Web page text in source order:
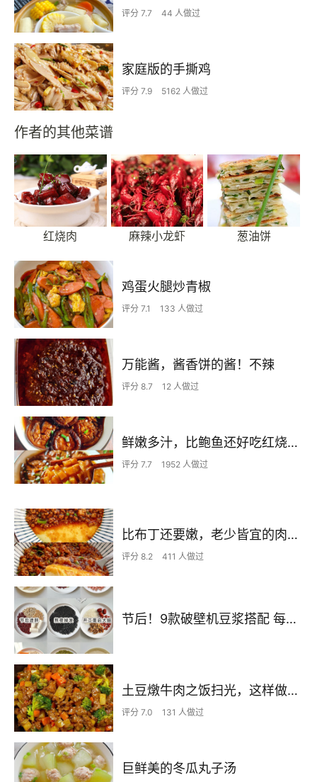
评分 7.7 44 人做过
家庭版的手撕鸡
评分 7.9 5162 人做过
作者的其他菜谱
红烧肉 麻辣小龙虾 葱油饼
鸡蛋火腿炒青椒
评分 7.1 133 人做过
万能酱，酱香饼的酱！不辣
评分 8.7 12 人做过
鲜嫩多汁，比鲍鱼还好吃红烧香菇
评分 7.7 1952 人做过
比布丁还要嫩，老少皆宜的肉沫蒸蛋
评分 8.2 411 人做过
节后！9款破壁机豆浆搭配 每天不重样喝出好状态！
土豆燉牛肉之饭扫光，这样做也太香了吧，还没出锅已是浓香四溢了
评分 7.0 131 人做过
巨鲜美的冬瓜丸子汤